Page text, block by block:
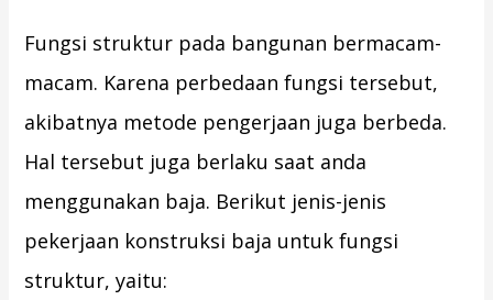
Fungsi struktur pada bangunan bermacam-
macam. Karena perbedaan fungsi tersebut,
akibatnya metode pengerjaan juga berbeda.
Hal tersebut juga berlaku saat anda
menggunakan baja. Berikut jenis-jenis
pekerjaan konstruksi baja untuk fungsi
struktur, yaitu: